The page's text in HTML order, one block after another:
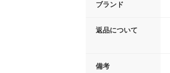
ブランド
返品について
備考